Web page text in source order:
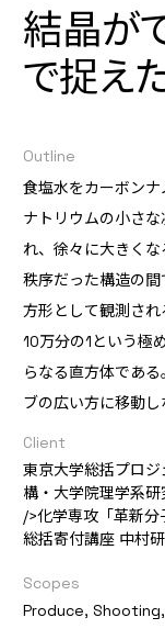
結晶が
で捉えた
Outline
食塩水をカーボン
ナトリウムの小さ
れ、徐々に大きく
秩序だった構造の
方形として観測さ
10万分の1という極
らなる直方体であ
ブの広い方に移動し
Client
東京大学総括プロ
構・大学院理学系
/>化学専攻「革新分
総括寄付講座 中村
Scopes
Produce,